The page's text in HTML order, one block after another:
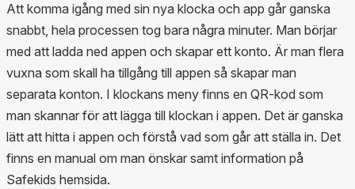
Att komma igång med sin nya klocka och app går ganska
snabbt, hela processen tog bara några minuter. Man börjar
med att ladda ned appen och skapar ett konto. Är man flera
vuxna som skall ha tillgång till appen så skapar man
separata konton. I klockans meny finns en QR-kod som
man skannar för att lägga till klockan i appen. Det är ganska
lätt att hitta i appen och förstå vad som går att ställa in. Det
finns en manual om man önskar samt information på
Safekids hemsida.